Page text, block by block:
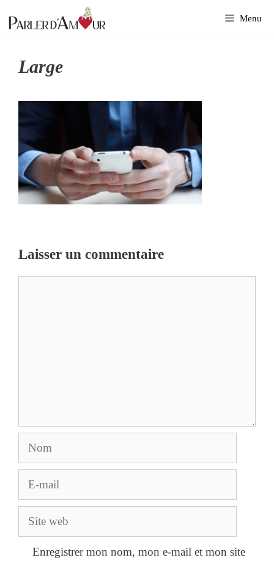
au
Menu
Large
Laisser un commentaire
Nom
E-
Site
Enregistrer mon nom, mon e-mail et mon site